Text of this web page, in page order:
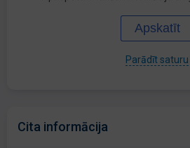
Apskatīt
Parādīt saturu
Cita informācija